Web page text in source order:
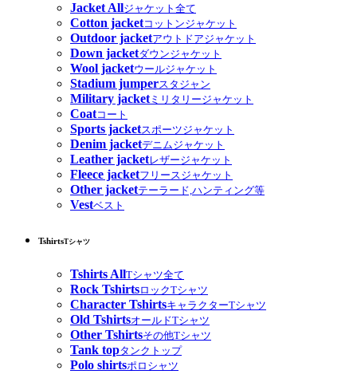
Jacket Allジャケット全て
Cotton jacketコットンジャケット
Outdoor jacketアウトドアジャケット
Down jacketダウンジャケット
Wool jacketウールジャケット
Stadium jumperスタジャン
Military jacketミリタリージャケット
Coatコート
Sports jacketスポーツジャケット
Denim jacketデニムジャケット
Leather jacketレザージャケット
Fleece jacketフリースジャケット
Other jacketテーラード,ハンティング等
Vestベスト
TshirtsTシャツ
Tshirts AllTシャツ全て
Rock TshirtsロックTシャツ
Character TshirtsキャラクターTシャツ
Old TshirtsオールドTシャツ
Other Tshirtsその他Tシャツ
Tank topタンクトップ
Polo shirtsポロシャツ